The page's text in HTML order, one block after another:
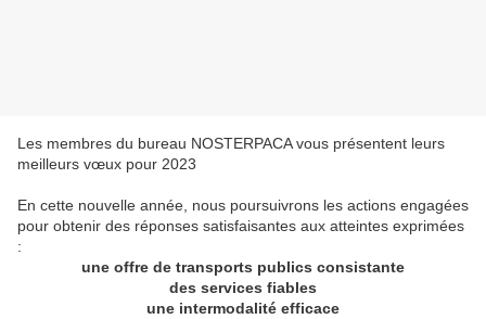
Les membres du bureau NOSTERPACA vous présentent leurs
meilleurs vœux pour 2023
En cette nouvelle année, nous poursuivrons les actions engagées
pour obtenir des réponses satisfaisantes aux atteintes exprimées
:
une offre de transports publics consistante
des services fiables
une intermodalité efficace